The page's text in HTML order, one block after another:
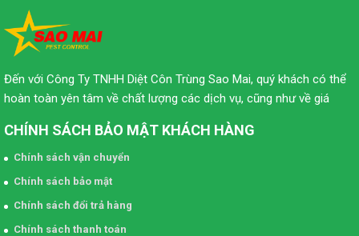
Đến với Công Ty TNHH Diệt Côn Trùng Sao Mai, quý khách có thể
hoàn toàn yên tâm về chất lượng các dịch vụ, cũng như về giá
CHÍNH SÁCH BẢO MẬT KHÁCH HÀNG
Chính sách vận chuyển
Chính sách bảo mật
Chính sách đổi trả hàng
Chính sách thanh toán